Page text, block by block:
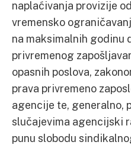
naplaćivanja provizije
vremensko
na maksimalnih godinu
privremenog
opasnih poslova,
prava privremeno
agencije te, generalno,
slučajevima agencijski
punu slobodu